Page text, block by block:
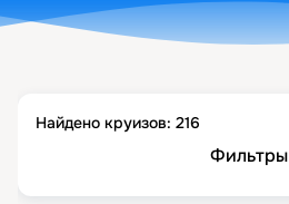
Найдено круизов: 216
Фильтры